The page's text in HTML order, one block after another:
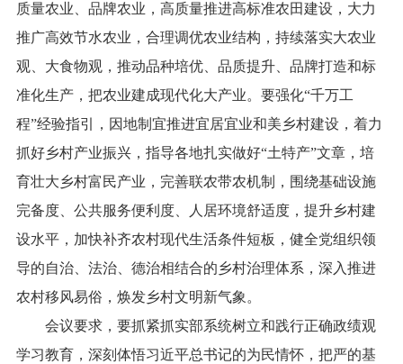
质量农业、品牌农业，高质量推进高标准农田建设，大力
推广高效节水农业，合理调优农业结构，持续落实大农业
观、大食物观，推动品种培优、品质提升、品牌打造和标
准化生产，把农业建成现代化大产业。要强化“千万工
程”经验指引，因地制宜推进宜居宜业和美乡村建设，着力
抓好乡村产业振兴，指导各地扎实做好“土特产”文章，培
育壮大乡村富民产业，完善联农带农机制，围绕基础设施
完备度、公共服务便利度、人居环境舒适度，提升乡村建
设水平，加快补齐农村现代生活条件短板，健全党组织领
导的自治、法治、德治相结合的乡村治理体系，深入推进
农村移风易俗，焕发乡村文明新气象。
会议要求，要抓紧抓实部系统树立和践行正确政绩观
学习教育，深刻体悟习近平总书记的为民情怀，把严的基